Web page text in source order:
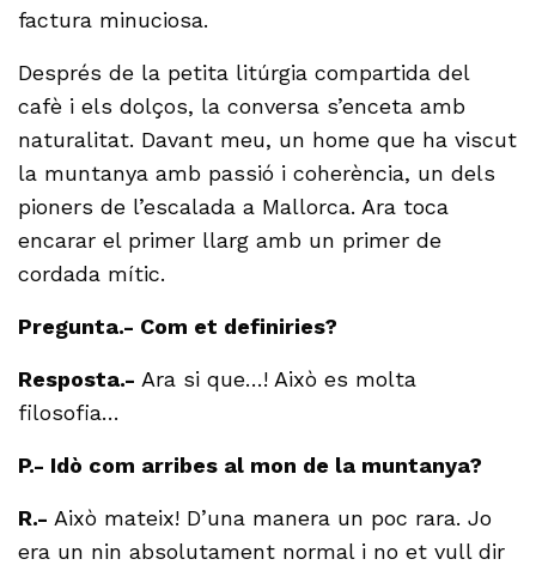
factura minuciosa.
Després de la petita litúrgia compartida del
cafè i els dolços, la conversa s’enceta amb
naturalitat. Davant meu, un home que ha viscut
la muntanya amb passió i coherència, un dels
pioners de l’escalada a Mallorca. Ara toca
encarar el primer llarg amb un primer de
cordada mític.
Pregunta.- Com et definiries?
Resposta.- Ara si que…! Això es molta
filosofia…
P.- Idò com arribes al mon de la muntanya?
R.- Això mateix! D’una manera un poc rara. Jo
era un nin absolutament normal i no et vull dir